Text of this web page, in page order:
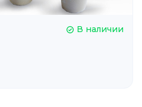
В наличии